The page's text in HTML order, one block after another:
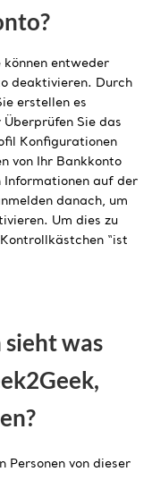
können entweder
deaktivieren. Durch
erstellen es
Sie das
Konfigurationen
von Ihr Bankkonto
auf der
danach, um
Um dies zu
“ist
sieht was
Personen von dieser